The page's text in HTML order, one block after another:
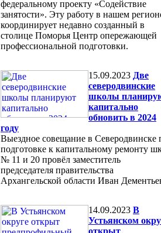
федеральному проекту «Содействие
занятости». Эту работу в нашем
координирует недавно созданный в
столице Поморья Центр опережающей
профессиональной подготовки.
15.09.2023 Две
северодвинские
школы
капитально
обновить в 2024
году
Выездное совещание в Северодвинске
подготовке к капитальному ремонту
№ 11 и 20 провёл заместитель
председателя правительства
Архангельской области Иван
14.09.2023 В
Устьянском
открыт